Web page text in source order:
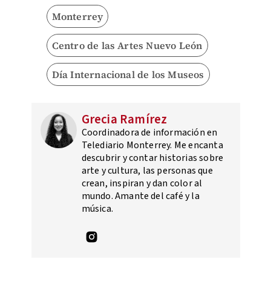
Monterrey
Centro de las Artes Nuevo León
Día Internacional de los Museos
Grecia Ramírez
Coordinadora de información en
Telediario Monterrey. Me encanta
descubrir y contar historias sobre
arte y cultura, las personas que
crean, inspiran y dan color al
mundo. Amante del café y la
música.